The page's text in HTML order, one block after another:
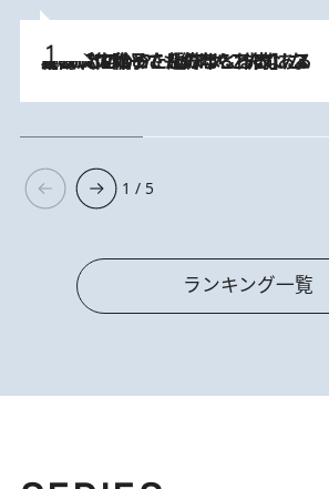
2026.8.5
【阿川佐和子さんの年とる力】なぜ70代で始めた趣味は“こんなに楽しい”のか？ ピアノ、俳句…スランプに陥っても続けられる“ある秘訣”とは
1 / 5
ランキング一覧